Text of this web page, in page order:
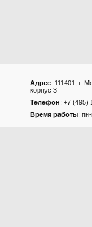
Адрес: 111401, г.
корпус 3
Телефон: +7 (495)
Время работы:
....